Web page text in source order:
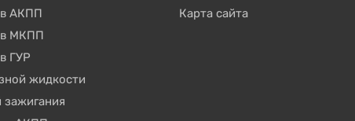
в АКПП
в МКПП
ГУР
жидкости
зажигания
Карта сайта